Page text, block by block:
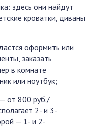
здесь они найдут
кроватки, диваны
оформить или
заказать
в комнате
или ноутбук;
от 800 руб./
2- и 3-
— 1- и 2-